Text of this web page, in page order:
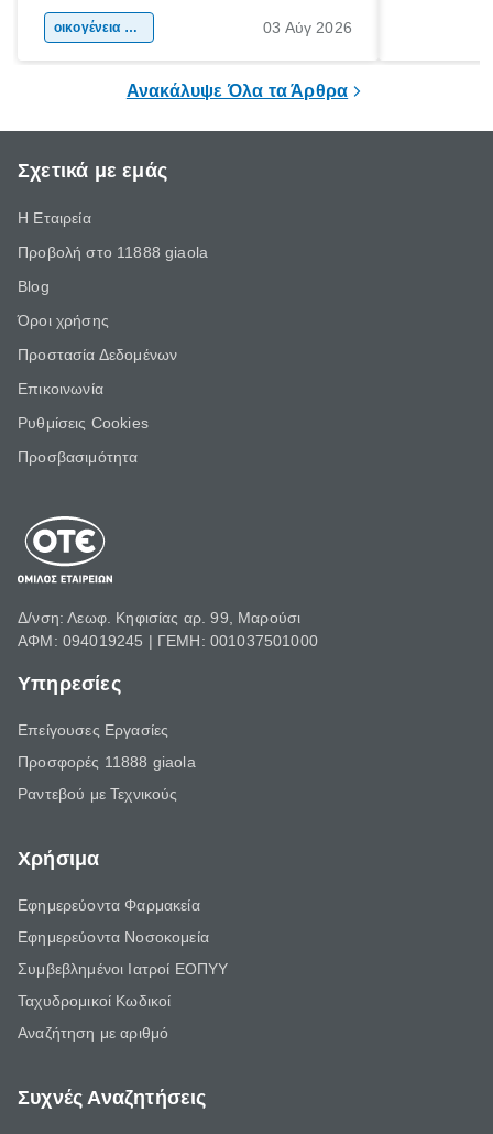
χώρας. Είτε πρόκειται για λίγες μέρες
οικογένεια & παιδί 03 Αύγ 2026
Ανακάλυψε Όλα τα Άρθρα
Σχετικά με εμάς
Η Εταιρεία
Προβολή στο 11888 giaola
Blog
Όροι χρήσης
Προστασία Δεδομένων
Επικοινωνία
Ρυθμίσεις Cookies
Προσβασιμότητα
Δ/νση: Λεωφ. Κηφισίας αρ. 99, Μαρούσι
ΑΦΜ: 094019245 | ΓΕΜΗ: 001037501000
Υπηρεσίες
Επείγουσες Εργασίες
Προσφορές 11888 giaola
Ραντεβού με Τεχνικούς
Χρήσιμα
Εφημερεύοντα Φαρμακεία
Εφημερεύοντα Νοσοκομεία
Συμβεβλημένοι Ιατροί ΕΟΠΥΥ
Ταχυδρομικοί Κωδικοί
Αναζήτηση με αριθμό
Συχνές Αναζητήσεις